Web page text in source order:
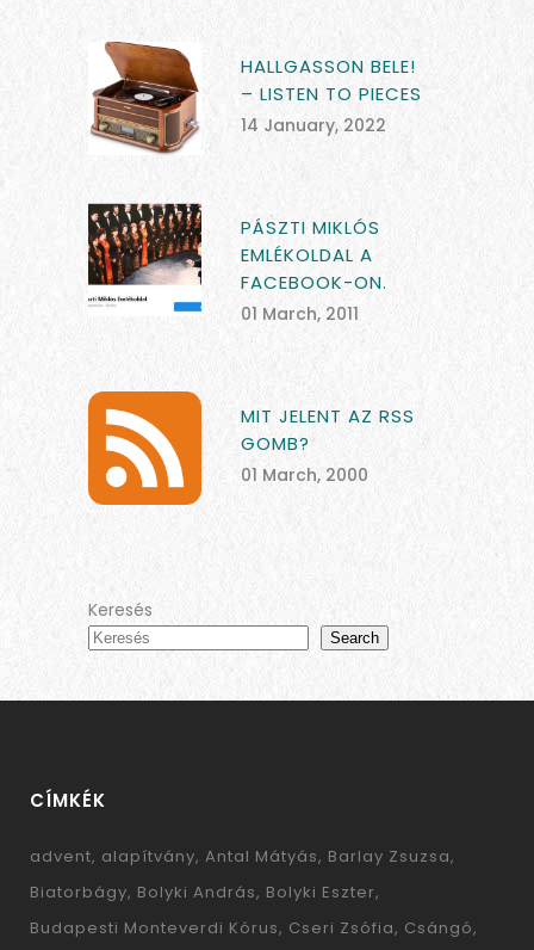
HALLGASSON BELE!
– LISTEN TO PIECES
14 January, 2022
PÁSZTI MIKLÓS
EMLÉKOLDAL A
FACEBOOK-ON.
01 March, 2011
MIT JELENT AZ RSS
GOMB?
01 March, 2000
Keresés
Search
CÍMKÉK
advent alapítvány Antal Mátyás Barlay Zsuzsa
Biatorbágy Bolyki András Bolyki Eszter
Budapesti Monteverdi Kórus Cseri Zsófia Csángó